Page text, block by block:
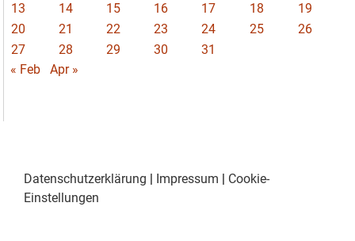
13
14 15 16 17 18
19
20
21 22 23 24 25
26
27
28 29 30
31
« Feb
Apr »
Datenschutzerklärung | Impressum | Cookie-
Einstellungen